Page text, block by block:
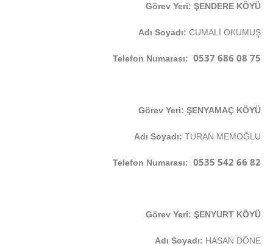
Görev Yeri: ŞENDERE KÖYÜ
Adı Soyadı: CUMALİ OKUMUŞ
Telefon Numarası: 0537 686 08 75
Görev Yeri: ŞENYAMAÇ KÖYÜ
Adı Soyadı: TURAN MEMOĞLU
Telefon Numarası: 0535 542 66 82
Görev Yeri: ŞENYURT KÖYÜ
Adı Soyadı: HASAN DÖNE